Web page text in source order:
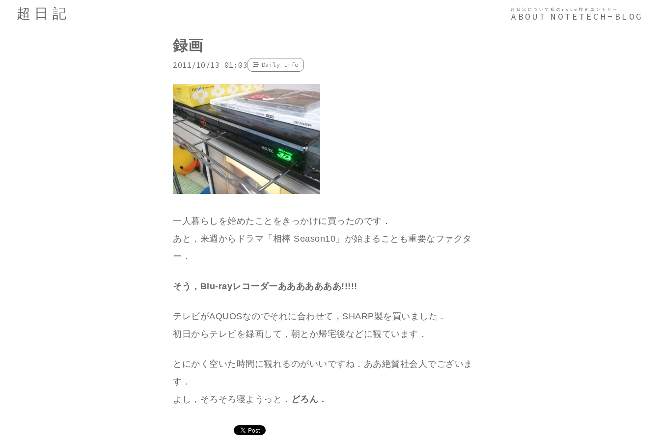
超日記 超日記について
ABOUT
私のnote
NOTE
技術エントリー
TECH-BLOG
録画
2011/10/13 01:03 Daily Life
一人暮らしを始めたことをきっかけに買ったのです．
あと，来週からドラマ「相棒 Season10」が始まることも重要なファクタ
ー．
そう，Blu-rayレコーダーあああああああ!!!!!
テレビがAQUOSなのでそれに合わせて，SHARP製を買いました．
初日からテレビを録画して，朝とか帰宅後などに観ています．
とにかく空いた時間に観れるのがいいですね．ああ絶賛社会人でございま
す．
よし，そろそろ寝ようっと． どろん．